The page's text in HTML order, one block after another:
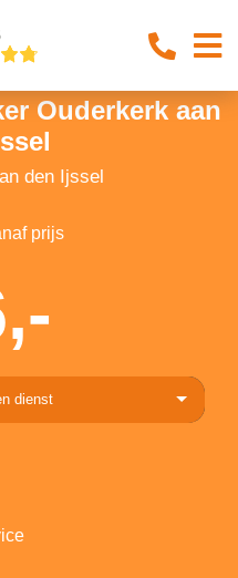
Ouderkerk aan
den Ijssel
prijs
dienst